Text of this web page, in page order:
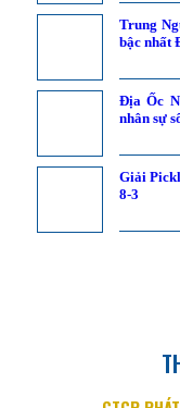
Trung
bậc nhất
Địa Ốc
nhân sự
Giải
8-3